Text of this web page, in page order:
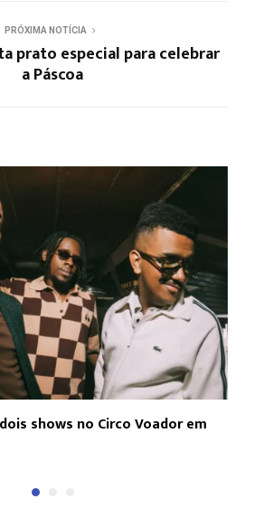
PRÓXIMA NOTÍCIA
prato especial para celebrar
a Páscoa
shows no Circo Voador em